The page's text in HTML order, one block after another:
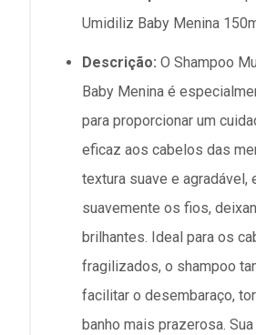
Umidiliz Baby Menina
Descrição: O Shampoo
Baby Menina é
para proporcionar um
eficaz aos cabelos das
textura suave e agradável,
suavemente os fios,
brilhantes. Ideal para os
fragilizados, o shampoo
facilitar o desembaraço,
banho mais prazerosa.